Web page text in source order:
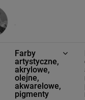
Farby
artystyczne,
akrylowe,
olejne,
akwarelowe,
pigmenty